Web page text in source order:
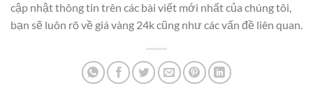
cập nhật thông tin trên các bài viết mới nhất của chúng tôi,
bạn sẽ luôn rõ về giá vàng 24k cũng như các vấn đề liên quan.